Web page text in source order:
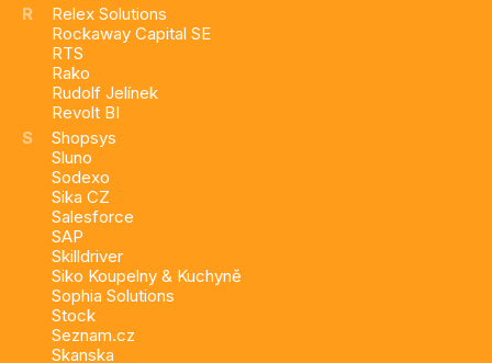
R
Relex Solutions
Rockaway Capital SE
RTS
Rako
Rudolf Jelínek
Revolt BI
S
Shopsys
Sluno
Sodexo
Sika CZ
Salesforce
SAP
Skilldriver
Siko Koupelny & Kuchyně
Sophia Solutions
Stock
Seznam.cz
Skanska